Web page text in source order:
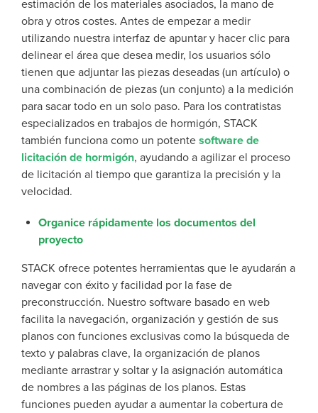
estimación de los materiales asociados, la mano de
obra y otros costes. Antes de empezar a medir
utilizando nuestra interfaz de apuntar y hacer clic para
delinear el área que desea medir, los usuarios sólo
tienen que adjuntar las piezas deseadas (un artículo) o
una combinación de piezas (un conjunto) a la medición
para sacar todo en un solo paso. Para los contratistas
especializados en trabajos de hormigón, STACK
también funciona como un potente software de
licitación de hormigón, ayudando a agilizar el proceso
de licitación al tiempo que garantiza la precisión y la
velocidad.
Organice rápidamente los documentos del
proyecto
STACK ofrece potentes herramientas que le ayudarán a
navegar con éxito y facilidad por la fase de
preconstrucción. Nuestro software basado en web
facilita la navegación, organización y gestión de sus
planos con funciones exclusivas como la búsqueda de
texto y palabras clave, la organización de planos
mediante arrastrar y soltar y la asignación automática
de nombres a las páginas de los planos. Estas
funciones pueden ayudar a aumentar la cobertura de